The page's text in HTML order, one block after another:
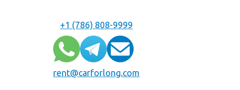
+1 (786) 808-9999
rent@carforlong.com